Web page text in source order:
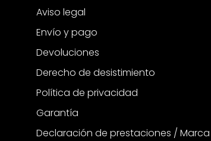
Aviso legal
Envío y pago
Devoluciones
Derecho de desistimiento
Política de privacidad
Garantía
Declaración de prestaciones / Marca